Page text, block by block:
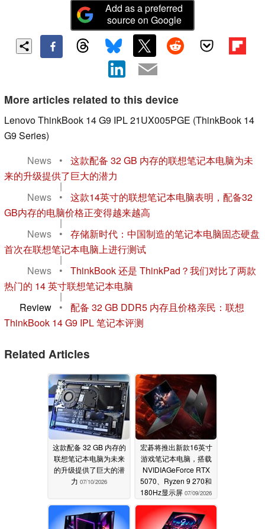
Add as a preferred
source on Google
More articles related to this device
Lenovo ThinkBook 14 G9 IPL 21UX005PGE (ThinkBook 14
G9 Series)
News
•
这款配备 32 GB 内存的联想笔记本电脑为未
来的升级提供了巨大的潜力
|
News
•
这款14英寸的联想笔记本电脑表明，配备32
GB内存的电脑价格正变得越来越高
|
News
•
存储新时代：中国制造的笔记本电脑固态硬盘
首次在联想笔记本电脑上进行测试
|
News
•
ThinkBook 还是 ThinkPad？我们对比了两款
热门的 14 英寸联想笔记本电脑
|
Review
•
配备 32 GB DDR5 内存且价格亲民：联想
ThinkBook 14 G9 IPL 笔记本评测
Related Articles
这款配备 32 GB 内存的
联想笔记本电脑为未来
的升级提供了巨大的潜
力 07/10/2026
宏碁将推出新款16英寸
游戏笔记本电脑，搭载
NVIDIAGeForce RTX
5070、Ryzen 9 270和
180Hz显示屏 07/09/2026